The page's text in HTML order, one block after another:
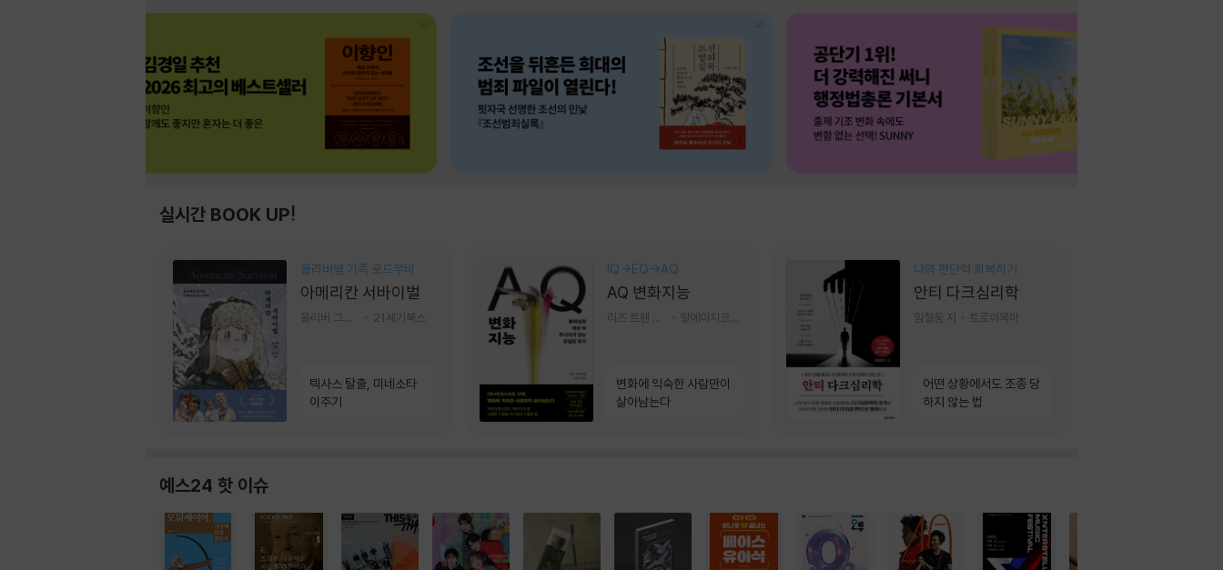
실시간 BOOK UP!
올리버쌤 가족 로드무비
아메리칸 서바이벌
21세기북스
텍사스 탈출, 미네소타
이주기
IQ→EQ→AQ
AQ 변화지능
변화에 익숙한 사람만이
살아남는다
나의 판단력 회복하기
안티 다크심리학
임철웅 저 트로이목마
어떤 상황에서도 조종 당
하지 않는 법
예스24 핫 이슈